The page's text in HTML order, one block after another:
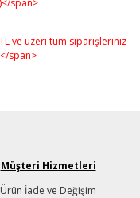
Müşteri Hizmetleri
Ürün İade ve Değişim